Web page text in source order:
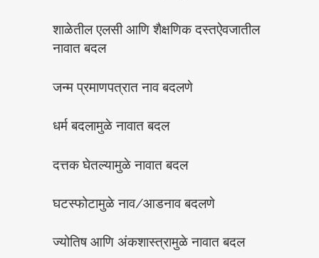
शाळेतील एलसी आणि शैक्षणिक दस्तऐवजातील
नावात बदल
जन्म प्रमाणपत्रात नाव बदलणे
धर्म बदलामुळे नावात बदल
दत्तक घेतल्यामुळे नावात बदल
घटस्फोटामुळे नाव/आडनाव बदलणे
ज्योतिष आणि अंकशास्त्रामुळे नावात बदल